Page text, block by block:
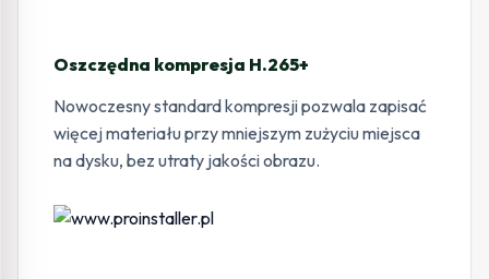
Oszczędna kompresja H.265+
Nowoczesny standard kompresji pozwala zapisać
więcej materiału przy mniejszym zużyciu miejsca
na dysku, bez utraty jakości obrazu.